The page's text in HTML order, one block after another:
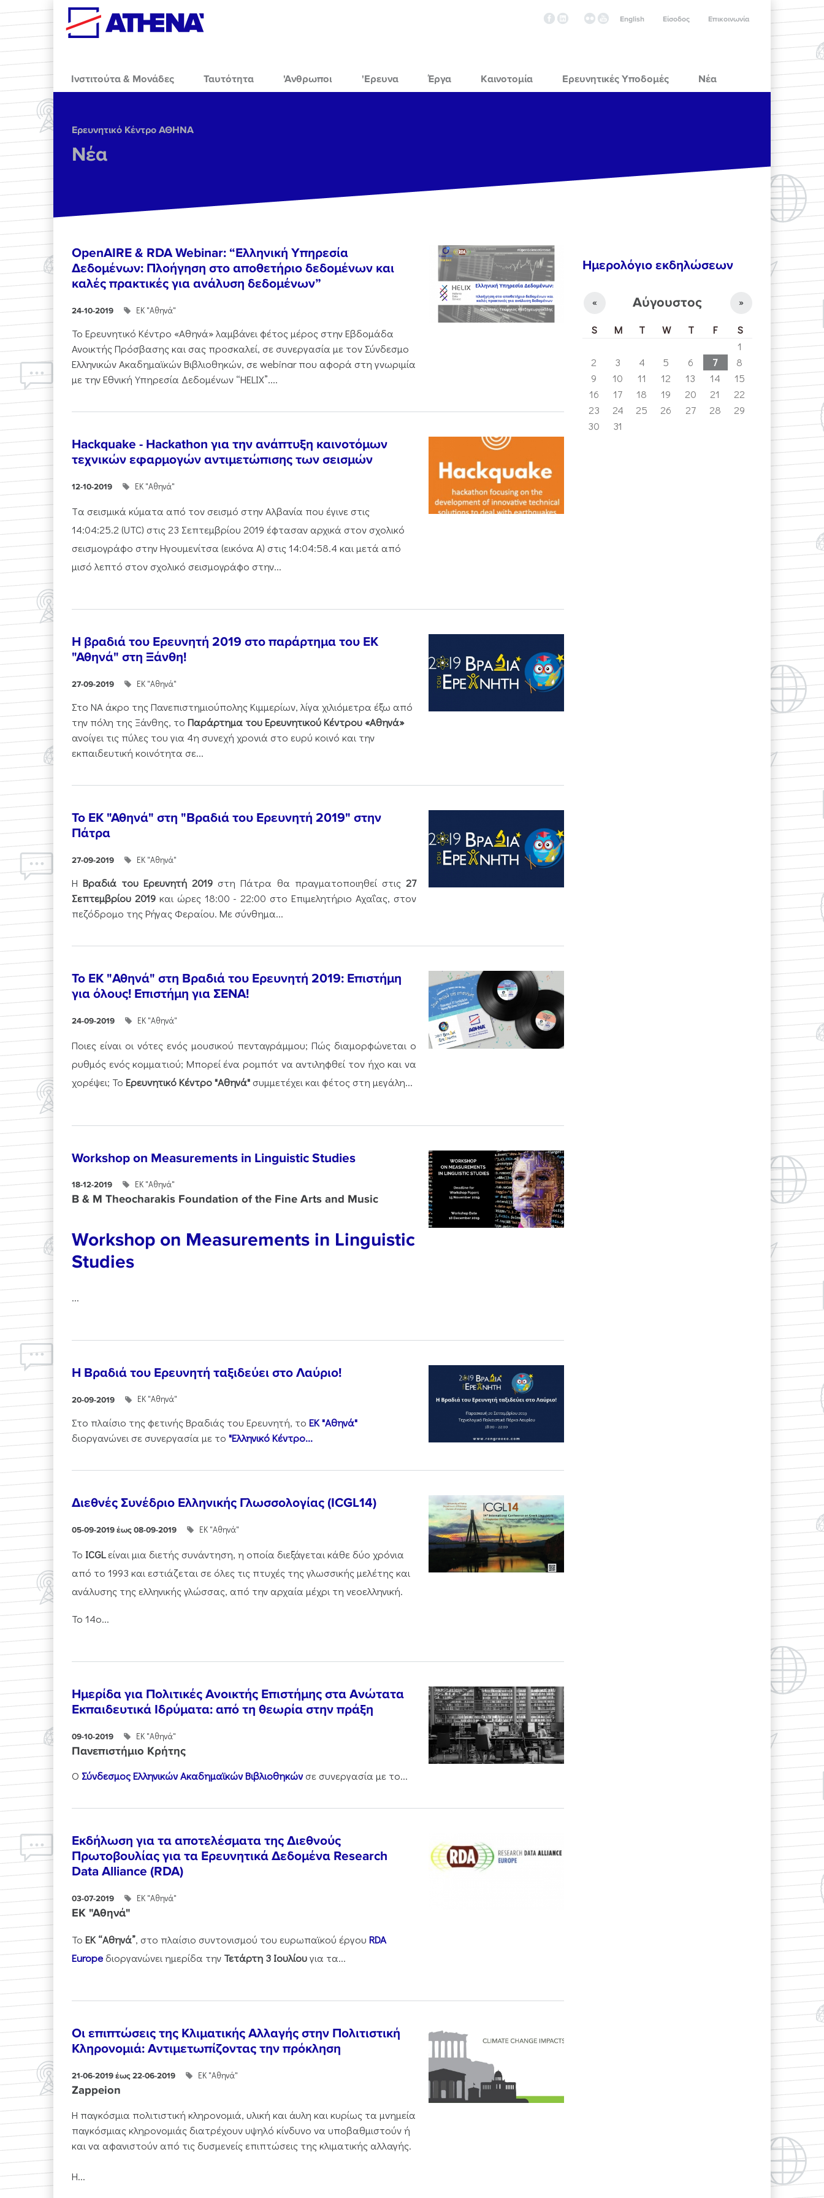
Skip to main content
Επικοινωνία
Είσοδος
English
Ινστιτούτα & Μονάδες Ταυτότητα 'Ανθρωποι 'Ερευνα Έργα Καινοτομία Ερευνητικές Υποδομές Νέα
Ερευνητικό Κέντρο ΑΘΗΝΑ
Νέα
OpenAIRE & RDA Webinar: “Ελληνική Υπηρεσία
Δεδομένων: Πλοήγηση στο αποθετήριο δεδομένων και
καλές πρακτικές για ανάλυση δεδομένων”
24-10-2019 ΕΚ "Αθηνά"
Το Ερευνητικό Κέντρο «Αθηνά» λαμβάνει φέτος μέρος στην Εβδομάδα
Ανοικτής Πρόσβασης και σας προσκαλεί, σε συνεργασία με τον Σύνδεσμο
Ελληνικών Ακαδημαϊκών Βιβλιοθηκών, σε webinar που αφορά στη γνωριμία
με την Εθνική Υπηρεσία Δεδομένων “HELIX”....
Hackquake - Hackathon για την ανάπτυξη καινοτόμων
τεχνικών εφαρμογών αντιμετώπισης των σεισμών
12-10-2019 ΕΚ "Αθηνά"
Tα σεισμικά κύματα από τον σεισμό στην Αλβανία που έγινε στις
14:04:25.2 (UTC) στις 23 Σεπτεμβρίου 2019 έφτασαν αρχικά στον σχολικό
σεισμογράφο στην Ηγουμενίτσα (εικόνα Α) στις 14:04:58.4 και μετά από
μισό λεπτό στον σχολικό σεισμογράφο στην...
Η βραδιά του Ερευνητή 2019 στο παράρτημα του ΕΚ
"Αθηνά" στη Ξάνθη!
27-09-2019 ΕΚ "Αθηνά"
Στο ΝΑ άκρο της Πανεπιστημιούπολης Κιμμερίων, λίγα χιλιόμετρα έξω από
την πόλη της Ξάνθης, το Παράρτημα του Ερευνητικού Κέντρου «Αθηνά»
ανοίγει τις πύλες του για 4η συνεχή χρονιά στο ευρύ κοινό και την
εκπαιδευτική κοινότητα σε...
Το ΕΚ "Αθηνά" στη "Βραδιά του Ερευνητή 2019" στην
Πάτρα
27-09-2019 ΕΚ "Αθηνά"
ΗΒραδιά του Ερευνητή 2019 στη Πάτρα θα πραγματοποιηθεί στις 27
Σεπτεμβρίου 2019και ώρες 18:00 - 22:00 στο Επιμελητήριο Αχαΐας, στον
πεζόδρομο της Ρήγας Φεραίου. Με σύνθημα...
Το ΕK "Αθηνά" στη Βραδιά του Ερευνητή 2019: Επιστήμη
για όλους! Επιστήμη για ΣΕΝΑ!
24-09-2019 ΕΚ "Αθηνά"
Ποιες είναι οι νότες ενός μουσικού πενταγράμμου; Πώς διαμορφώνεται ο
ρυθμός ενός κομματιού; Μπορεί ένα ρομπότ να αντιληφθεί τον ήχο και να
χορέψει; Το Ερευνητικό Κέντρο "Αθηνά" συμμετέχει και φέτος στη μεγάλη...
Workshop on Measurements in Linguistic Studies
18-12-2019 ΕΚ "Αθηνά"
B & M Theocharakis Foundation of the Fine Arts and Music
Workshop on Measurements in Linguistic
Studies
...
Η Βραδιά του Ερευνητή ταξιδεύει στο Λαύριο!
20-09-2019 ΕΚ "Αθηνά"
Στο πλαίσιο της φετινής Βραδιάς του Ερευνητή, το ΕΚ "Αθηνά"
διοργανώνει σε συνεργασία με το "Ελληνικό Κέντρο...
Διεθνές Συνέδριο Ελληνικής Γλωσσολογίας (ICGL14)
05-09-2019 έως 08-09-2019 ΕΚ "Αθηνά"
To ICGLείναι μια διετής συνάντηση, η οποία διεξάγεται κάθε δύο χρόνια
από το 1993 και εστιάζεται σε όλες τις πτυχές της γλωσσικής μελέτης και
ανάλυσης της ελληνικής γλώσσας, από την αρχαία μέχρι τη νεοελληνική.
Το 14ο...
Ημερίδα για Πολιτικές Ανοικτής Επιστήμης στα Ανώτατα
Εκπαιδευτικά Ιδρύματα: από τη θεωρία στην πράξη
09-10-2019 ΕΚ "Αθηνά"
Πανεπιστήμιο Κρήτης
Ο Σύνδεσμος Ελληνικών Ακαδημαϊκών Βιβλιοθηκών σε συνεργασία με το...
Εκδήλωση για τα αποτελέσματα της Διεθνούς
Πρωτοβουλίας για τα Ερευνητικά Δεδομένα Research
Data Alliance (RDA)
03-07-2019 ΕΚ "Αθηνά"
ΕΚ "Αθηνά"
Το ΕΚ “Αθηνά”, στο πλαίσιο συντονισμού του ευρωπαϊκού έργου RDA
Europe διοργανώνει ημερίδα την Τετάρτη 3 Ιουλίουγια τα...
Οι επιπτώσεις της Κλιματικής Αλλαγής στην Πολιτιστική
Κληρονομιά: Αντιμετωπίζοντας την πρόκληση
21-06-2019 έως 22-06-2019 ΕΚ "Αθηνά"
Zappeion
Η παγκόσμια πολιτιστική κληρονομιά, υλική και άυλη και κυρίως τα μνημεία
παγκόσμιας κληρονομιάς διατρέχουν υψηλό κίνδυνο να υποβαθμιστούν ή
και να αφανιστούν από τις δυσμενείς επιπτώσεις της κλιματικής αλλαγής.
Η...
Ημερολόγιο εκδηλώσεων
Αύγουστος
« »
S M T W T F
S
1
2
3 4 5 6 7
8
9
10 11 12 13 14
15
16
17 18 19 20 21
22
23
24 25 26 27 28
29
30
31